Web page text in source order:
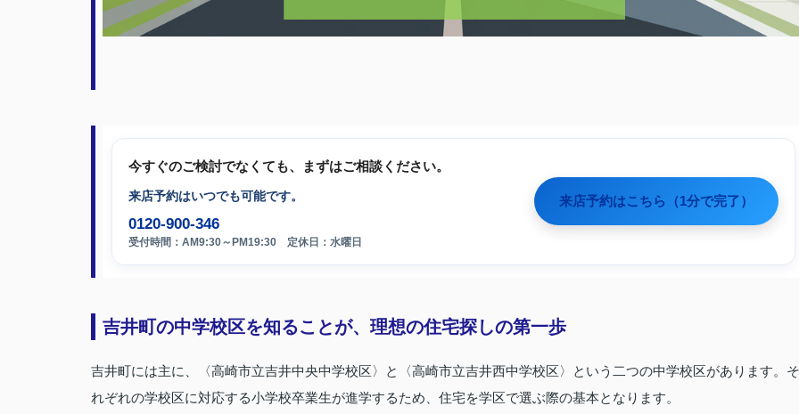
今すぐのご検討でなくても、まずはご相談ください。
来店予約はいつでも可能です。
0120-900-346
受付時間：AM9:30～PM19:30 定休日：水曜日
来店予約はこちら（1分で完了）
吉井町の中学校区を知ることが、理想の住宅探しの第一歩
吉井町には主に、〈高崎市立吉井中央中学校区〉と〈高崎市立吉井西中学校区〉という二つの中学校区があります。そ
れぞれの学校区に対応する小学校卒業生が進学するため、住宅を学区で選ぶ際の基本となります。